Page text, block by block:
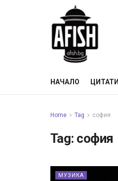
НАЧАЛО ЦИТАТИ
Home Tag софия
Tag: софия
МУЗИКА